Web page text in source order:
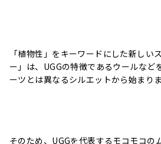
「植物性」をキーワードにした新しい
ー」は、UGGの特徴であるウールなど
ーツとは異なるシルエットから始まりま
そのため、UGGを代表するモコモコの